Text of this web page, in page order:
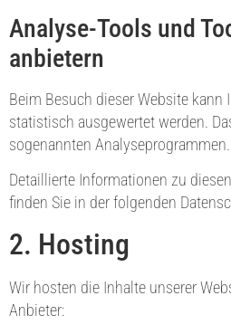
Analyse-Tools und
anbietern
Beim Besuch dieser Website kann
statistisch ausgewertet werden.
sogenannten Analyseprogrammen.
Detaillierte Informationen zu
finden Sie in der folgenden
2. Hosting
Wir hosten die Inhalte unserer
Anbieter: